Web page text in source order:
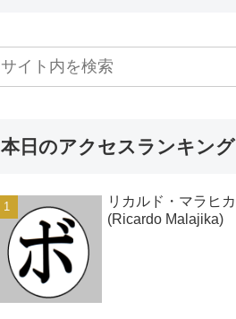
本日のアクセスランキング
リカルド・マラヒカ
(Ricardo Malajika)